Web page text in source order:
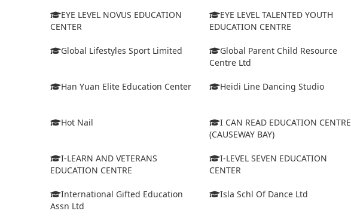
EYE LEVEL NOVUS EDUCATION
CENTER
EYE LEVEL TALENTED YOUTH
EDUCATION CENTRE
Global Lifestyles Sport Limited
Global Parent Child Resource
Centre Ltd
Han Yuan Elite Education Center Heidi Line Dancing Studio
Hot Nail
I CAN READ EDUCATION CENTRE
(CAUSEWAY BAY)
I-LEARN AND VETERANS
EDUCATION CENTRE
I-LEVEL SEVEN EDUCATION
CENTER
International Gifted Education
Assn Ltd
Isla Schl Of Dance Ltd